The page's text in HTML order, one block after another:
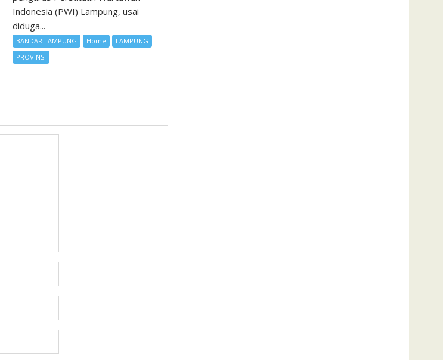
Indonesia (PWI) Lampung, usai
diduga...
BANDAR LAMPUNG Home
LAMPUNG
PROVINSI